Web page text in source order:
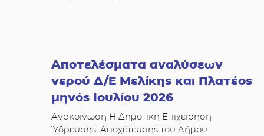
Αποτελέσματα αναλύσεων
νερού Δ/Ε Μελίκης και Πλατέος
μηνός Ιουλίου 2026
Ανακοίνωση Η Δημοτική Επιχείρηση
Ύδρευσης, Αποχέτευσης του Δήμου